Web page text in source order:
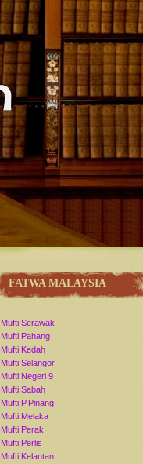
FATWA MALAYSIA
Mufti Serawak
Mufti Pahang
Mufti Kedah
Mufti Selangor
Mufti Negeri 9
Mufti Sabah
Mufti P.Pinang
Mufti Melaka
Mufti Perak
Mufti Perlis
Mufti Kelantan